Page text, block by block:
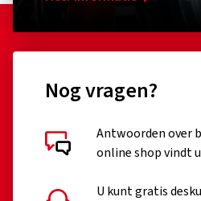
26,79 €
In winkelwagen
Nog vragen?
Antwoorden over
online shop vindt
U kunt gratis